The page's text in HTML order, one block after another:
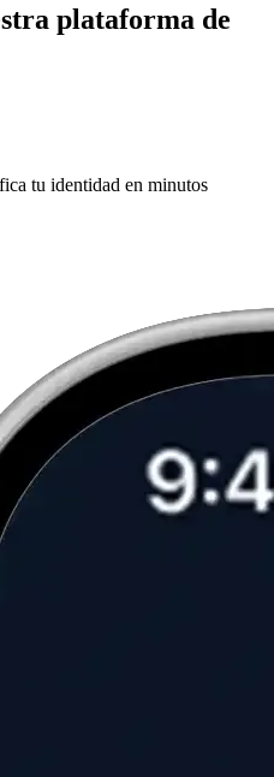
plataforma de
tu identidad en minutos